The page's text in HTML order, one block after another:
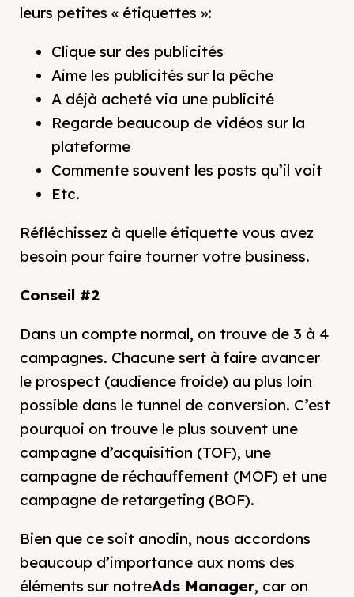
leurs petites « étiquettes »:
Clique sur des publicités
Aime les publicités sur la pêche
A déjà acheté via une publicité
Regarde beaucoup de vidéos sur la
plateforme
Commente souvent les posts qu’il voit
Etc.
Réfléchissez à quelle étiquette vous avez
besoin pour faire tourner votre business.
Conseil #2
Dans un compte normal, on trouve de 3 à 4
campagnes. Chacune sert à faire avancer
le prospect (audience froide) au plus loin
possible dans le tunnel de conversion. C’est
pourquoi on trouve le plus souvent une
campagne d’acquisition (TOF), une
campagne de réchauffement (MOF) et une
campagne de retargeting (BOF).
Bien que ce soit anodin, nous accordons
beaucoup d’importance aux noms des
éléments sur notreAds Manager, car on